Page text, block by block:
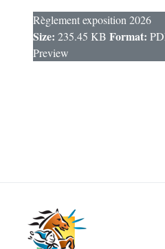
Règlement exposition 2026
Size: 235.45 KB Format:
Preview